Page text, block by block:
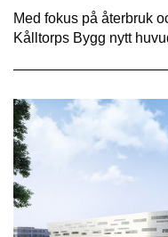
Med fokus på återbruk
Kålltorps Bygg nytt